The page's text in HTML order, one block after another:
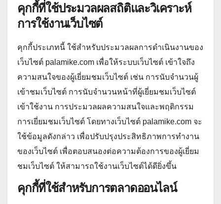
คุกกี้ที่ใช้ประมวลผลสถิติและวิเคราะห์
การใช้งานเว็บไซต์
คุกกี้ประเภทนี้ ใช้สำหรับประมวลผลการดำเนินงานของ
เว็บไซต์ palamike.com เพื่อให้ระบบเว็บไซต์ เข้าใจถึง
ความสนใจของผู้เยี่ยมชมเว็บไซต์ เช่น การนับจำนวนผู้
เข้าชมเว็บไซต์ การนับจำนวนหน้าที่ผู้เยี่ยมชมเว็บไซต์
เข้าใช้งาน การประมวลผลความสนใจและพฤติกรรม
การเยี่ยมชมเว็บไซต์ โดยทางเว็บไซต์ palamike.com จะ
ใช้ข้อมูลดังกล่าว เพื่อปรับปรุงประสิทธิภาพการทำงาน
ของเว็บไซต์ เพื่อตอบสนองต่อความต้องการของผู้เยี่ยม
ชมเว็บไซต์ ให้สามารถใช้งานเว็บไซต์ได้ดียิ่งขึ้น
คุกกี้ที่ใช้สำหรับการตลาดออนไลน์